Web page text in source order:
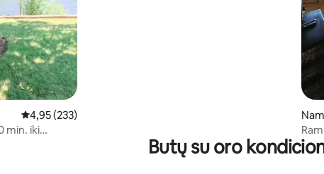
Vidutinis įvertinimas: 4,95 iš 5, atsiliepimų: 233
4,95 (233)
min. iki
Butų su oro